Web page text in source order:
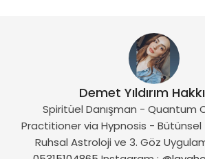
Demet Yıldırım
Spiritüel Danışman - Quantum
Practitioner via Hypnosis - Bütünsel
Ruhsal Astroloji ve 3. Göz